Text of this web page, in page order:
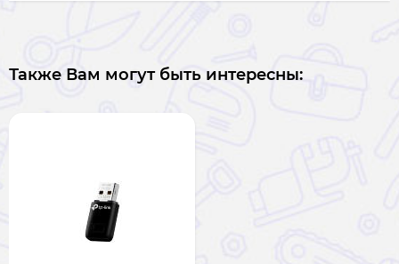
Также Вам могут быть интересны: